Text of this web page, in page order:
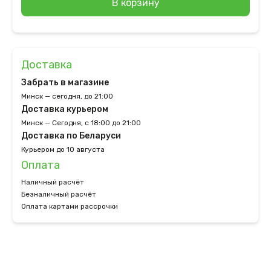
В корзину
Доставка
Забрать в магазине
Минск — сегодня, до 21:00
Доставка курьером
Минск — Сегодня, с 18:00 до 21:00
Доставка по Беларуси
Курьером до 10 августа
Оплата
Наличный расчёт
Безналичный расчёт
Оплата картами рассрочки